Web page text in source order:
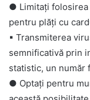
● Limitați folosirea
pentru plăți cu
▪ Transmiterea
semnificativă prin
statistic, un număr
● Optați pentru